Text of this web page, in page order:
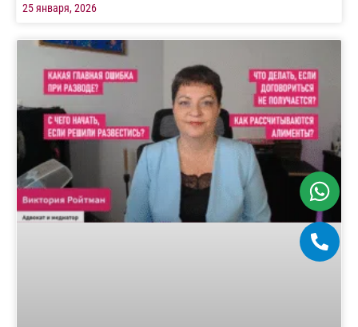
25 января, 2026